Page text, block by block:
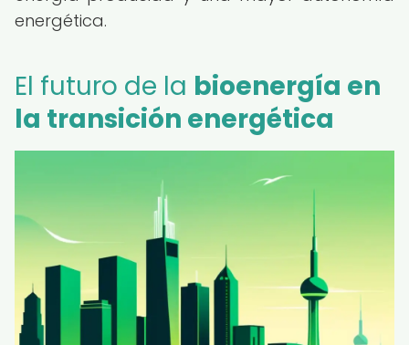
energética.
El futuro de la bioenergía en
la transición energética